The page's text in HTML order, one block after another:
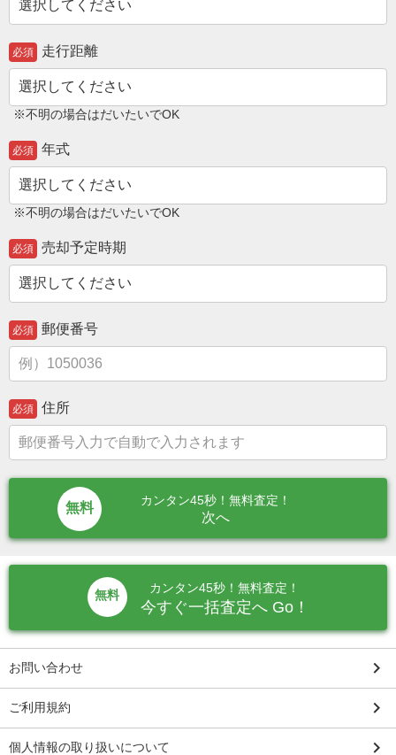
必須 走行距離
※不明の場合はだいたいでOK
必須 年式
※不明の場合はだいたいでOK
必須 売却予定時期
必須 郵便番号
必須 住所
カンタン45秒！無料査定！
次へ
無料
カンタン45秒！無料査定！
今すぐ一括査定へ Go！
お問い合わせ keyboard_arrow_right
ご利用規約 keyboard_arrow_right
個人情報の取り扱いについて keyboard_arrow_right